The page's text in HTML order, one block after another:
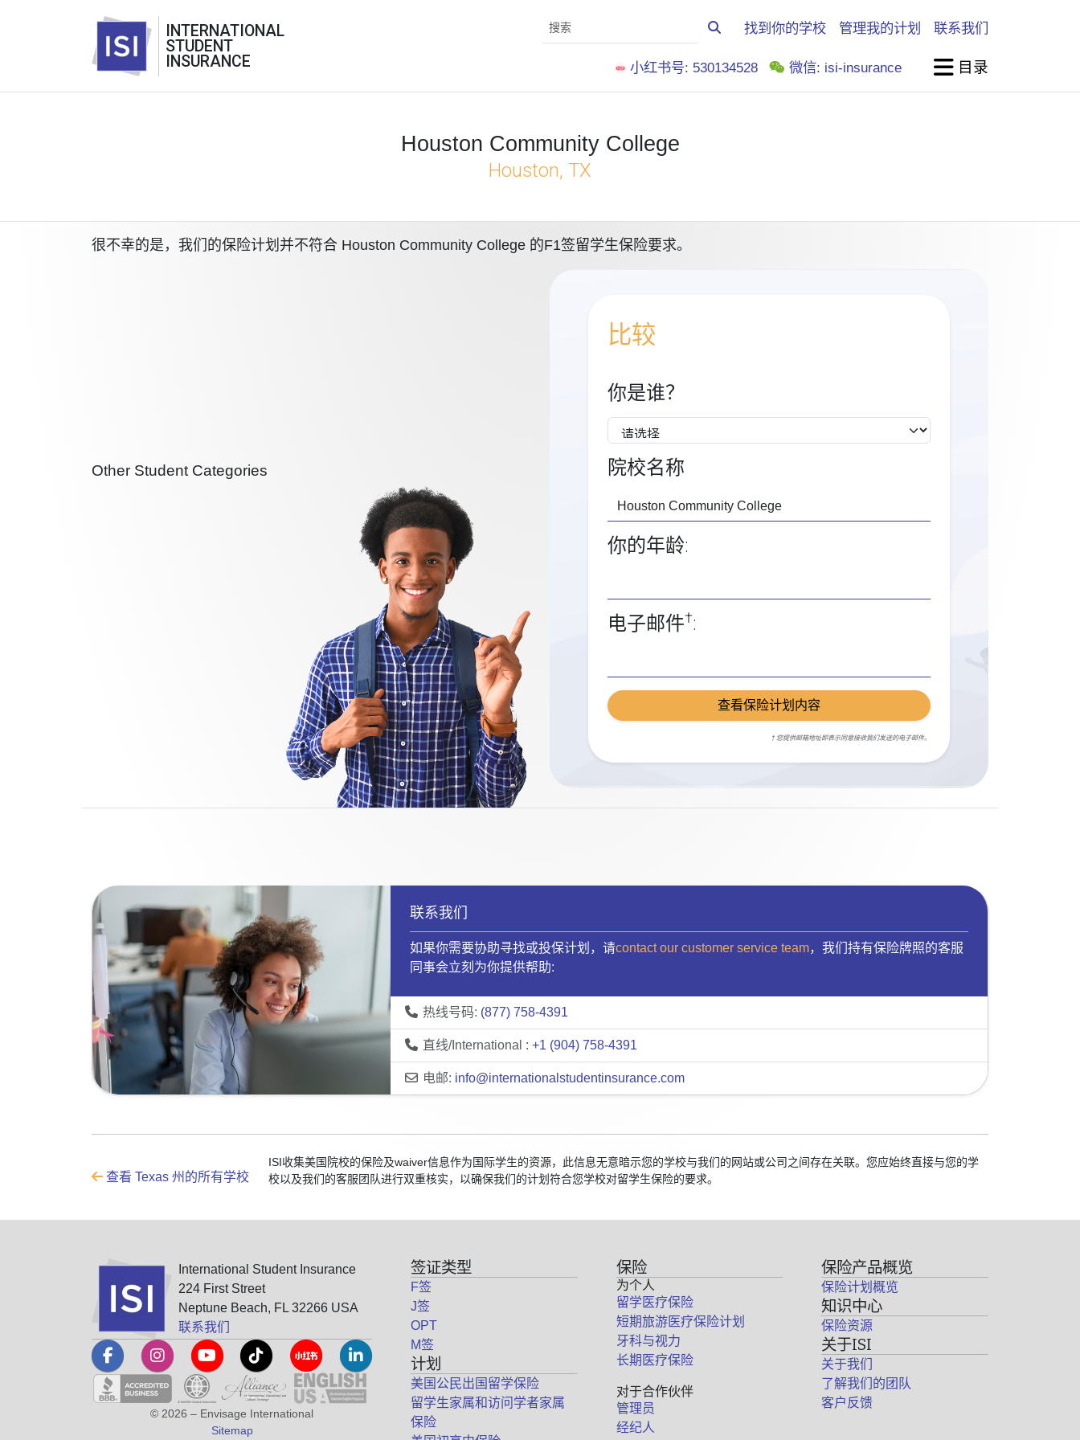
INTERNATIONAL
STUDENT
INSURANCE
找到你的学校 管理我的计划 联系我们
小红书号: 530134528 微信: isi-insurance 目录
Houston Community College
Houston, TX
很不幸的是，我们的保险计划并不符合 Houston Community College 的F1签留学生保险要求。
Other Student Categories
比较
你是谁？
院校名称
你的年龄:
电子邮件†:
查看保险计划内容
† 您提供邮箱地址即表示同意接收我们发送的电子邮件。
联系我们
如果你需要协助寻找或投保计划，请contact our customer service team，我们持有保险牌照的客服
同事会立刻为你提供帮助:
热线号码: (877) 758-4391
直线/International : +1 (904) 758-4391
电邮: info@internationalstudentinsurance.com
查看 Texas 州的所有学校
ISI收集美国院校的保险及waiver信息作为国际学生的资源，此信息无意暗示您的学校与我们的网站或公司之间存在关联。您应始终直接与您的学
校以及我们的客服团队进行双重核实，以确保我们的计划符合您学校对留学生保险的要求。
International Student Insurance
224 First Street
Neptune Beach, FL 32266 USA
联系我们
© 2026 – Envisage International
Sitemap
签证类型
F签
J签
OPT
M签
计划
美国公民出国留学保险
留学生家属和访问学者家属
保险
保险
为个人
留学医疗保险
短期旅游医疗保险计划
牙科与视力
长期医疗保险
对于合作伙伴
管理员
经纪人
保险产品概览
保险计划概览
知识中心
保险资源
关于ISI
关于我们
了解我们的团队
客户反馈